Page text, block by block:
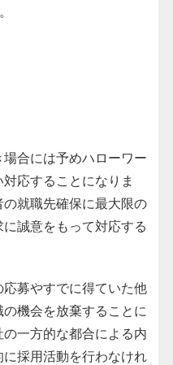
合には予めハローワー
応することになりま
就職先確保に最大限の
誠意をもって対応する
募やすでに得ていた他
機会を放棄することに
一方的な都合による内
採用活動を行わなけれ